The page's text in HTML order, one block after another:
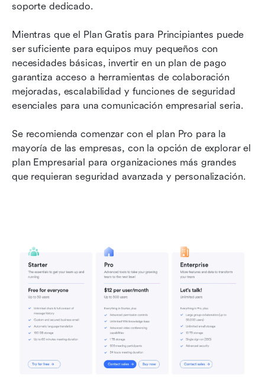
soporte dedicado.
Mientras que el Plan Gratis para Principiantes puede
ser suficiente para equipos muy pequeños con
necesidades básicas, invertir en un plan de pago
garantiza acceso a herramientas de colaboración
mejoradas, escalabilidad y funciones de seguridad
esenciales para una comunicación empresarial seria.
Se recomienda comenzar con el plan Pro para la
mayoría de las empresas, con la opción de explorar el
plan Empresarial para organizaciones más grandes
que requieran seguridad avanzada y personalización.